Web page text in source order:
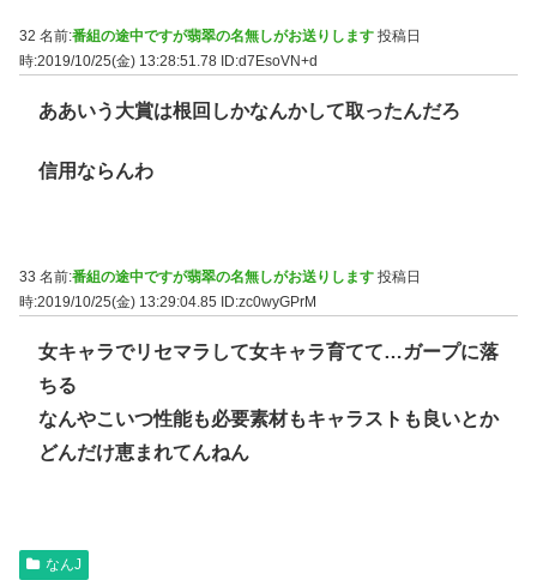
32 名前:番組の途中ですが翡翠の名無しがお送りします 投稿日
時:2019/10/25(金) 13:28:51.78 ID:d7EsoVN+d
ああいう大賞は根回しかなんかして取ったんだろ
信用ならんわ
33 名前:番組の途中ですが翡翠の名無しがお送りします 投稿日
時:2019/10/25(金) 13:29:04.85
ID:zc0wyGPrM
女キャラでリセマラして女キャラ育てて…ガープに落
ちる
なんやこいつ性能も必要素材もキャラストも良いとか
どんだけ恵まれてんねん
なんJ